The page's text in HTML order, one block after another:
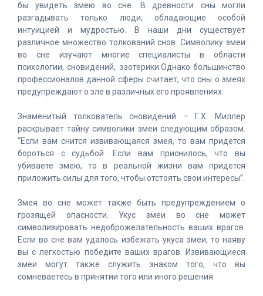
бы увидеть змею во сне. В древности сны могли
разгадывать только люди, обладающие особой
интуицией и мудростью. В наши дни существует
различное множество толкований снов. Символику змеи
во сне изучают многие специалисты в области
психологии, сновидений, эзотерики.Однако большинство
профессионалов данной сферы считает, что сны о змеях
предупреждают о зле в различных его проявлениях.
Знаменитый толкователь сновидений – Г.Х. Миллер
раскрывает тайну символики змеи следующим образом.
“Если вам снится извивающаяся змея, то вам придется
бороться с судьбой. Если вам приснилось, что вы
убиваете змею, то в реальной жизни вам придется
приложить силы для того, чтобы отстоять свои интересы”.
Змея во сне может также быть предупреждением о
грозящей опасности. Укус змеи во сне может
символизировать недоброжелательность ваших врагов.
Если во сне вам удалось избежать укуса змеи, то наяву
вы с легкостью победите ваших врагов. Извивающиеся
змеи могут также служить знаком того, что вы
сомневаетесь в принятии того или иного решения.